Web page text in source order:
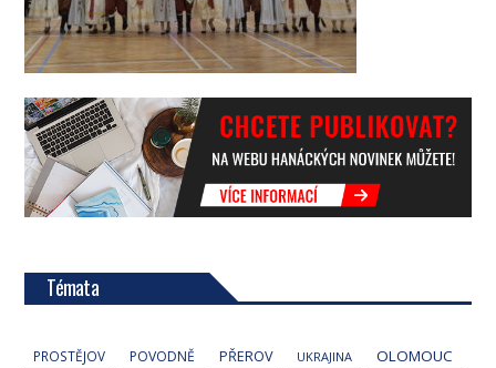
Témata
PROSTĚJOV POVODNĚ PŘEROV UKRAJINA
OLOMOUC